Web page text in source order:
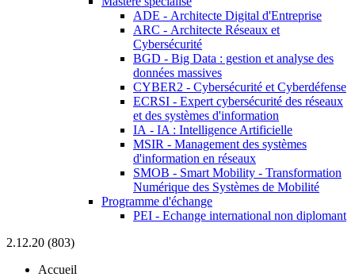
ADE - Architecte Digital d'Entreprise
ARC - Architecte Réseaux et
Cybersécurité
BGD - Big Data : gestion et analyse des
données massives
CYBER2 - Cybersécurité et Cyberdéfense
ECRSI - Expert cybersécurité des réseaux
et des systèmes d'information
IA - IA : Intelligence Artificielle
MSIR - Management des systèmes
d'information en réseaux
SMOB - Smart Mobility - Transformation
Numérique des Systèmes de Mobilité
Programme d'échange
PEI - Echange international non diplomant
2.12.20 (803)
Accueil